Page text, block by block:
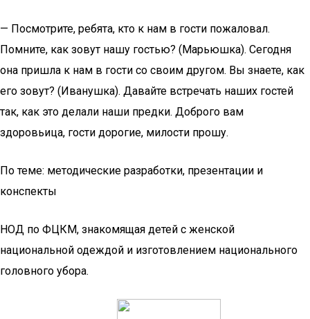
— Посмотрите, ребята, кто к нам в гости пожаловал.
Помните, как зовут нашу гостью? (Марьюшка). Сегодня
она пришла к нам в гости со своим другом. Вы знаете, как
его зовут? (Иванушка). Давайте встречать наших гостей
так, как это делали наши предки. Доброго вам
здоровьица, гости дорогие, милости прошу.
По теме: методические разработки, презентации и
конспекты
НОД по ФЦКМ, знакомящая детей с женской
национальной одеждой и изготовлением национального
головного убора.